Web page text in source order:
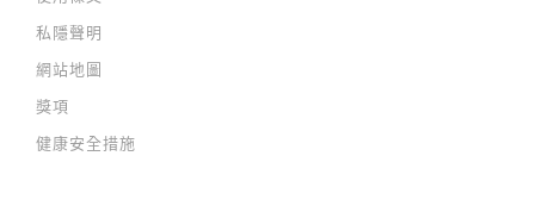
私隱聲明
網站地圖
獎項
健康安全措施